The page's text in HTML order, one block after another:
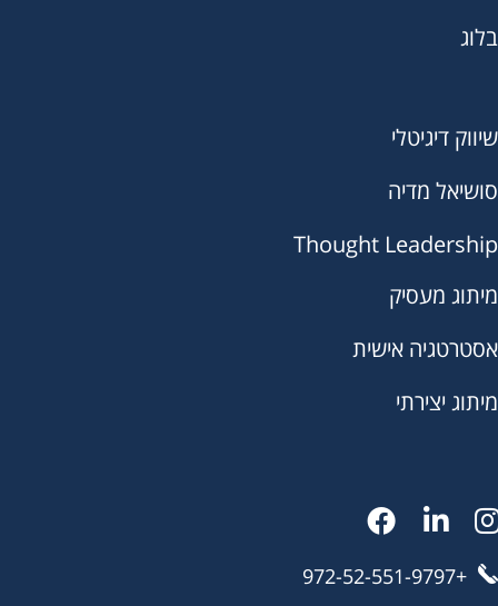
בלוג
שיווק דיגיטלי
סושיאל מדיה
Thought Leadership
מיתוג מעסיק
אסטרטגיה אישית
מיתוג יצירתי
+972-52-551-9797